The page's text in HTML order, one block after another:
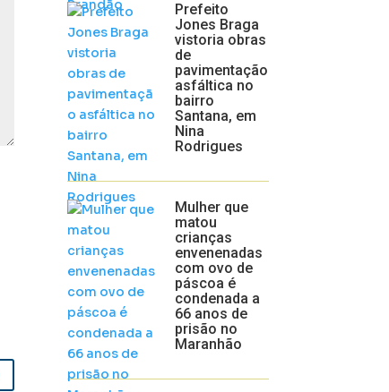
Prefeito
Jones Braga
vistoria obras
de
pavimentação
asfáltica no
bairro
Santana, em
Nina
Rodrigues
Mulher que
matou
crianças
envenenadas
com ovo de
páscoa é
condenada a
66 anos de
prisão no
Maranhão